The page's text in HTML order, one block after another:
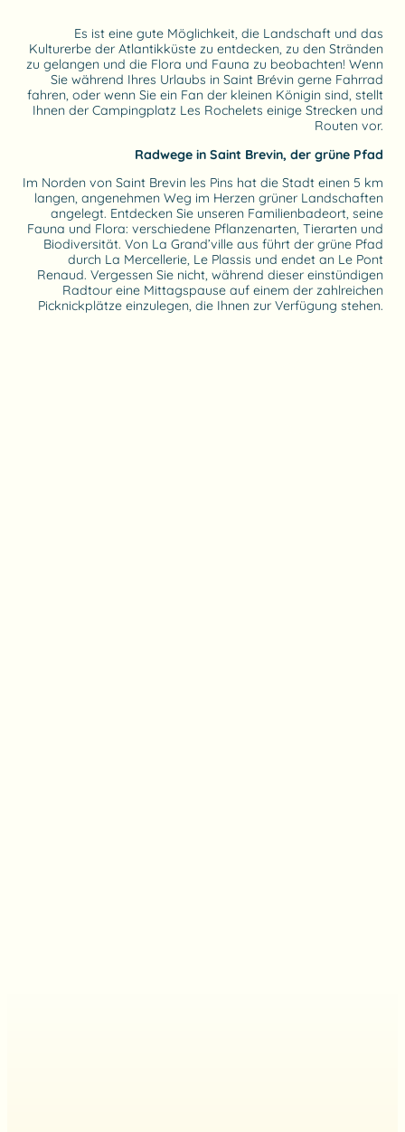
Es ist eine gute Möglichkeit, die Landschaft und das
Kulturerbe der Atlantikküste zu entdecken, zu den Stränden
zu gelangen und die Flora und Fauna zu beobachten! Wenn
Sie während Ihres Urlaubs in Saint Brévin gerne Fahrrad
fahren, oder wenn Sie ein Fan der kleinen Königin sind, stellt
Ihnen der Campingplatz Les Rochelets einige Strecken und
Routen vor.
Radwege in Saint Brevin, der grüne Pfad
Im Norden von Saint Brevin les Pins hat die Stadt einen 5 km
langen, angenehmen Weg im Herzen grüner Landschaften
angelegt. Entdecken Sie unseren Familienbadeort, seine
Fauna und Flora: verschiedene Pflanzenarten, Tierarten und
Biodiversität. Von La Grand’ville aus führt der grüne Pfad
durch La Mercellerie, Le Plassis und endet an Le Pont
Renaud. Vergessen Sie nicht, während dieser einstündigen
Radtour eine Mittagspause auf einem der zahlreichen
Picknickplätze einzulegen, die Ihnen zur Verfügung stehen.